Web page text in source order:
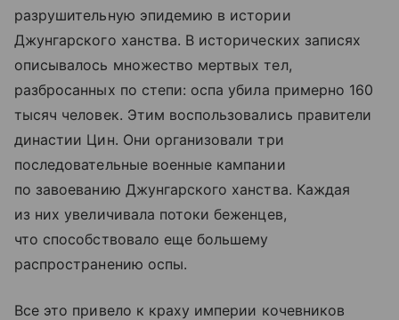
разрушительную эпидемию в истории
Джунгарского ханства. В исторических записях
описывалось множество мертвых тел,
разбросанных по степи: оспа убила примерно 160
тысяч человек. Этим воспользовались правители
династии Цин. Они организовали три
последовательные военные кампании
по завоеванию Джунгарского ханства. Каждая
из них увеличивала потоки беженцев,
что способствовало еще большему
распространению оспы.
Все это привело к краху империи кочевников